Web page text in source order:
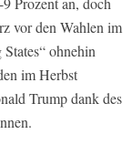
vor den Wahlen im
ohnehin
im Herbst
Trump dank des